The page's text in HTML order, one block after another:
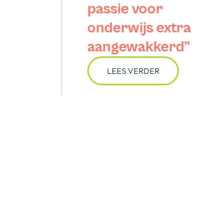
passie voor
onderwijs extra
aangewakkerd”
LEES VERDER